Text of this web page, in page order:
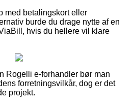
med betalingskort eller
burde du drage nytte af en
hvis du hellere vil klare
Rogelli e-forhandler bør man
forretningsvilkår, dog er det
projekt.